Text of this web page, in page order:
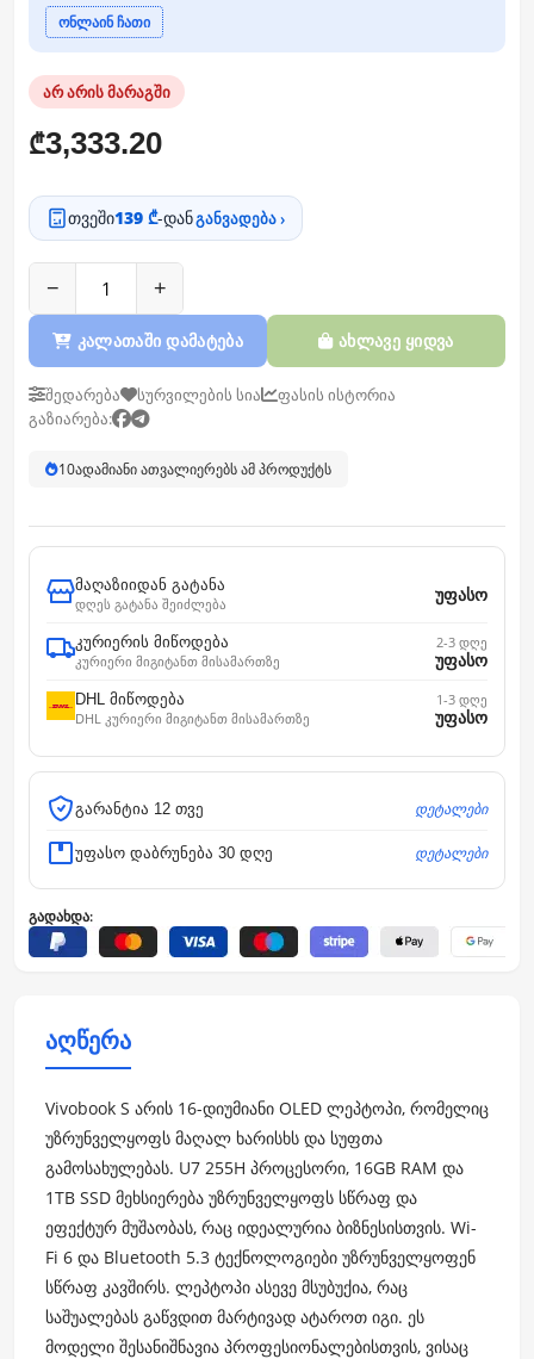
ონლაინ ჩათი
არ არის მარაგში
₾3,333.20
თვეში139 ₾-დანგანვადება ›
− +
კალათაში დამატება ახლავე ყიდვა
შედარება სურვილების სია
ფასის ისტორია
გაზიარება:
10ადამიანი ათვალიერებს ამ პროდუქტს
მაღაზიიდან გატანა
დღეს გატანა შეიძლება
უფასო
კურიერის მიწოდება
კურიერი მიგიტანთ მისამართზე
2-3 დღე
უფასო
DHL მიწოდება
DHL კურიერი მიგიტანთ მისამართზე
1-3 დღე
უფასო
გარანტია 12 თვე დეტალები
უფასო დაბრუნება 30 დღე დეტალები
გადახდა:
აღწერა
Vivobook S არის 16-დიუმიანი OLED ლეპტოპი, რომელიც
უზრუნველყოფს მაღალ ხარისხს და სუფთა
გამოსახულებას. U7 255H პროცესორი, 16GB RAM და
1TB SSD მეხსიერება უზრუნველყოფს სწრაფ და
ეფექტურ მუშაობას, რაც იდეალურია ბიზნესისთვის. Wi-
Fi 6 და Bluetooth 5.3 ტექნოლოგიები უზრუნველყოფენ
სწრაფ კავშირს. ლეპტოპი ასევე მსუბუქია, რაც
საშუალებას გაწვდით მარტივად ატაროთ იგი. ეს
მოდელი შესანიშნავია პროფესიონალებისთვის, ვისაც